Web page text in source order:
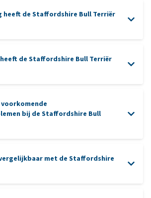
heeft de Staffordshire Bull Terriër
de Staffordshire Bull Terriër
nagels
tanden
bij de Staffordshire Bull
met de Staffordshire